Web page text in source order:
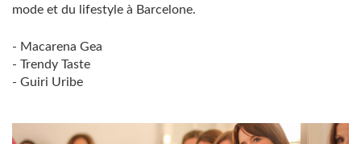
mode et du lifestyle à Barcelone.
- Macarena Gea
- Trendy Taste
- Guiri Uribe